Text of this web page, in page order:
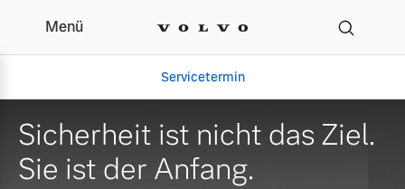
Menü
Servicetermin
Sicherheit ist nicht das Ziel.
Sie ist der Anfang.